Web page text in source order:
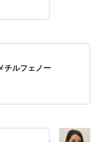
チルフェノー